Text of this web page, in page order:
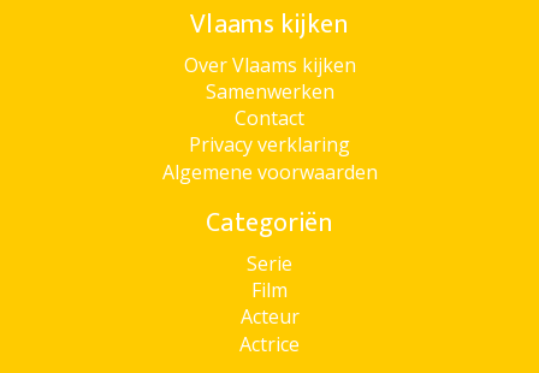
Vlaams kijken
Over Vlaams kijken
Samenwerken
Contact
Privacy verklaring
Algemene voorwaarden
Categoriën
Serie
Film
Acteur
Actrice